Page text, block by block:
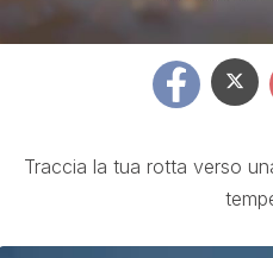
Traccia la tua rotta verso